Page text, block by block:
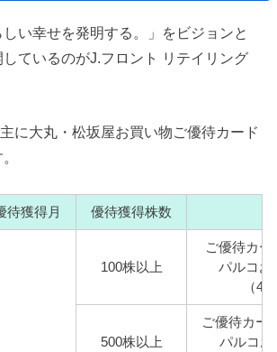
しい幸せを発明する。」をビジョンと
ているのがJ.フロント リテイリング
に大丸・松坂屋お買い物ご優待カード
待獲得月 優待獲得株数
100株以上
ご優待カ
パルコお
（
500株以上
ご優待カー
パルコお